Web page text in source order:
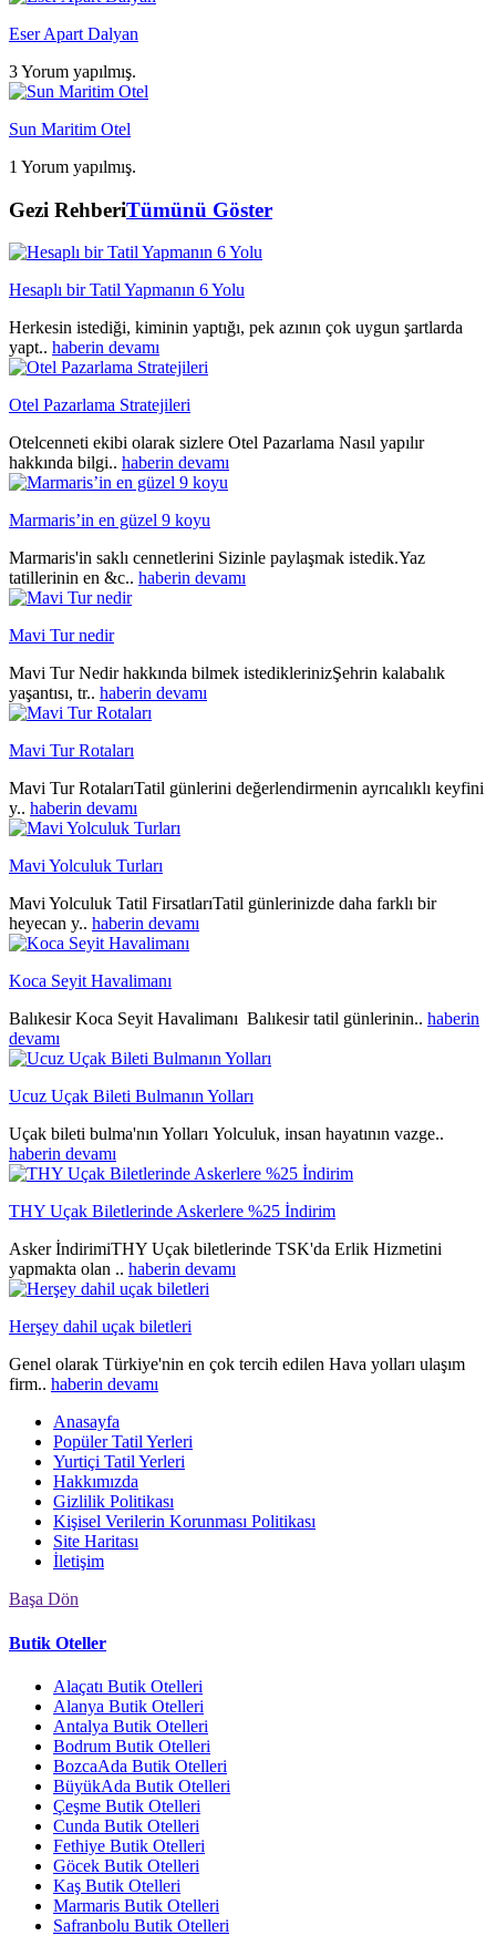
Eser Apart Dalyan
3 Yorum yapılmış.
Sun Maritim Otel
1 Yorum yapılmış.
Gezi RehberiTümünü Göster
Hesaplı bir Tatil Yapmanın 6 Yolu
Herkesin istediği, kiminin yaptığı, pek azının çok uygun şartlarda
yapt.. haberin devamı
Otel Pazarlama Stratejileri
Otelcenneti ekibi olarak sizlere Otel Pazarlama Nasıl yapılır
hakkında bilgi.. haberin devamı
Marmaris’in en güzel 9 koyu
Marmaris'in saklı cennetlerini Sizinle paylaşmak istedik.Yaz
tatillerinin en &c.. haberin devamı
Mavi Tur nedir
Mavi Tur Nedir hakkında bilmek istediklerinizŞehrin kalabalık
yaşantısı, tr.. haberin devamı
Mavi Tur Rotaları
Mavi Tur RotalarıTatil günlerini değerlendirmenin ayrıcalıklı keyfini
y.. haberin devamı
Mavi Yolculuk Turları
Mavi Yolculuk Tatil FirsatlarıTatil günlerinizde daha farklı bir
heyecan y.. haberin devamı
Koca Seyit Havalimanı
Balıkesir Koca Seyit Havalimanı Balıkesir tatil günlerinin.. haberin
devamı
Ucuz Uçak Bileti Bulmanın Yolları
Uçak bileti bulma'nın Yolları Yolculuk, insan hayatının vazge..
haberin devamı
THY Uçak Biletlerinde Askerlere %25 İndirim
Asker İndirimiTHY Uçak biletlerinde TSK'da Erlik Hizmetini
yapmakta olan .. haberin devamı
Herşey dahil uçak biletleri
Genel olarak Türkiye'nin en çok tercih edilen Hava yolları ulaşım
firm.. haberin devamı
Anasayfa
Popüler Tatil Yerleri
Yurtiçi Tatil Yerleri
Hakkımızda
Gizlilik Politikası
Kişisel Verilerin Korunması Politikası
Site Haritası
İletişim
Başa Dön
Butik Oteller
Alaçatı Butik Otelleri
Alanya Butik Otelleri
Antalya Butik Otelleri
Bodrum Butik Otelleri
BozcaAda Butik Otelleri
BüyükAda Butik Otelleri
Çeşme Butik Otelleri
Cunda Butik Otelleri
Fethiye Butik Otelleri
Göcek Butik Otelleri
Kaş Butik Otelleri
Marmaris Butik Otelleri
Safranbolu Butik Otelleri